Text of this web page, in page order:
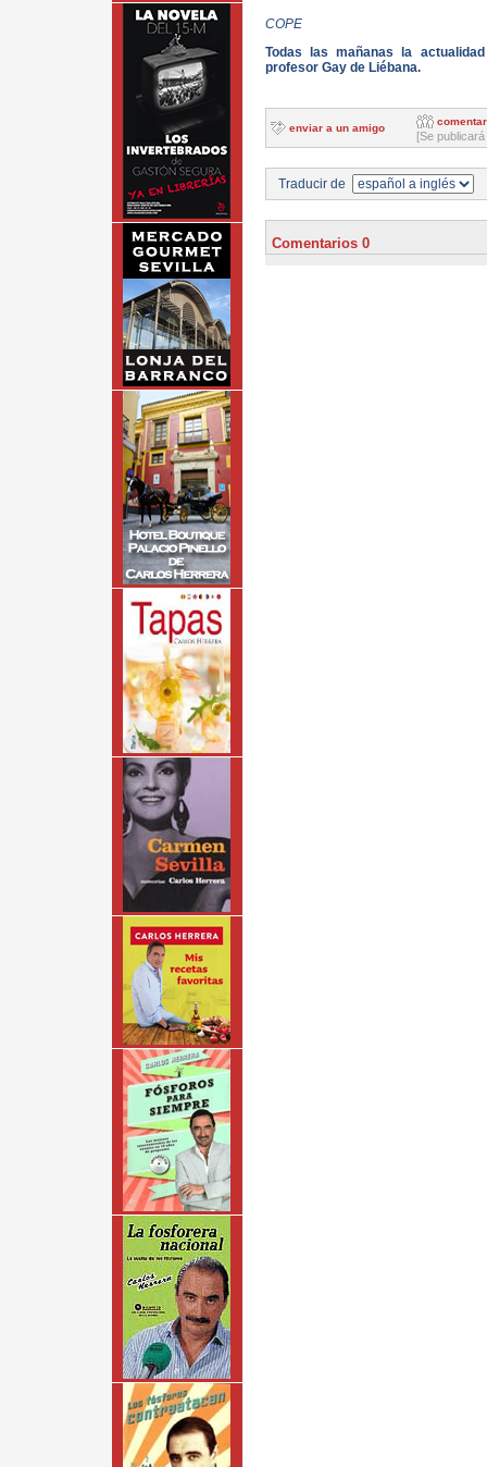
COPE
Todas las mañanas la
profesor Gay de Liébana.
enviar a un amigo
comentar
[Se
Traducir de
Comentarios 0